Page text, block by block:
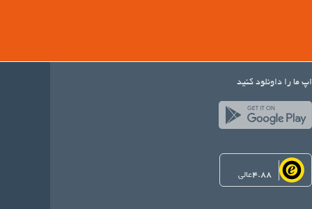
اپ ما را داونلود کنید
4.88عالی